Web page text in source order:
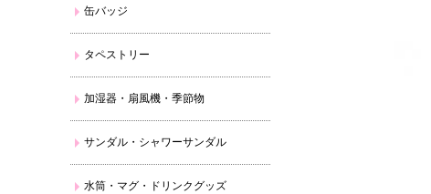
缶バッジ
タペストリー
加湿器・扇風機・季節物
サンダル・シャワーサンダル
水筒・マグ・ドリンクグッズ